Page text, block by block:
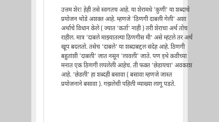
उत्तम शेर! हेही तसे स्वगतच आहे. या शेरामधे 'कुणी' या शब्दाचे
प्रयोजन थोडे अशक्त आहे. म्हणजे 'ठिणगी दाबली गेली' अशा
अर्थाचे विधान केले ( ज्यात 'कर्ता' नाही ) तरी शेराचा अर्थ तोच
राहील. मात्र 'दाबले माझ्यातल्या ठिणगीस मी' असे म्हंटले तर अर्थ
खूप बदलतो. तसेच 'दाबले' या शब्दाबद्दल संदेह आहे. ठिणगी
बहुतांशी 'दाबली' जात नसून 'लावली' जाते. पण इथे कवीच्या
मनात एक ठिणगी लपलेली आहेच. ती फक्त 'छेडायचा' अवकाश
आहे. 'छेडली' हा शब्दही बसावा ( बसावा म्हणजे जास्त
प्रयोजनाने बसावा ). गझलेची पहिली व्याख्या लागू पडते.